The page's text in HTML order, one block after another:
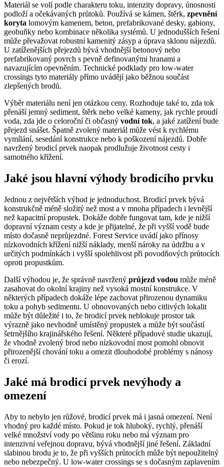
Materiál se volí podle charakteru toku, intenzity dopravy, únosnosti
podloží a očekávaných průtoků. Používá se kámen, štěrk, zpevnění
koryta lomovým kamenem, beton, prefabrikované desky, gabiony,
geobuňky nebo kombinace několika systémů. U jednodušších řešení
může převažovat robustní kamenitý zásyp a úprava sklonu nájezdů.
U zatíženějších přejezdů bývá vhodnější betonový nebo
prefabrikovaný povrch s pevně definovanými hranami a
navazujícím opevněním. Technické podklady pro low-water
crossings tyto materiály přímo uvádějí jako běžnou součást
zlepšených brodů.
Výběr materiálu není jen otázkou ceny. Rozhoduje také to, zda tok
přenáší jemný sediment, štěrk nebo velké kameny, jak rychle proudí
voda, zda jde o celoroční či občasný vodní tok, a jaké zatížení bude
přejezd snášet. Špatně zvolený materiál může vést k rychlému
vymílání, sesedání konstrukce nebo k poškození nájezdů. Dobře
navržený brodicí prvek naopak prodlužuje životnost cesty i
samotného křížení.
Jaké jsou hlavní výhody brodicího prvku
Jednou z největších výhod je jednoduchost. Brodicí prvek bývá
konstrukčně méně složitý než most a v mnoha případech i levnější
než kapacitní propustek. Dokáže dobře fungovat tam, kde je nižší
dopravní význam cesty a kde je přijatelné, že při vyšší vodě bude
místo dočasně neprůjezdné. Forest Service uvádí jako přínosy
nízkovodních křížení nižší náklady, menší nároky na údržbu a v
určitých podmínkách i vyšší spolehlivost při povodňových průtocích
oproti propustkům.
Další výhodou je, že správně navržený průjezd vodou může méně
zasahovat do okolní krajiny než vysoká mostní konstrukce. V
některých případech dokáže lépe zachovat přirozenou dynamiku
toku a pohyb sedimentu. U obnovovaných nebo citlivých lokalit
může být důležité i to, že brodicí prvek neblokuje prostor tak
výrazně jako nevhodně umístěný propustek a může být součástí
šetrnějšího krajinářského řešení. Některé případové studie ukazují,
že vhodně zvolený brod nebo nízkovodní most pomohl obnovit
přirozenější chování toku a omezit dlouhodobé problémy s nánosy
či erozí.
Jaké má brodicí prvek nevýhody a
omezení
Aby to nebylo jen růžové, brodicí prvek má i jasná omezení. Není
vhodný pro každé místo. Pokud je tok hluboký, rychlý, přenáší
velké množství vody po většinu roku nebo má význam pro
intenzivní veřejnou dopravu, bývá vhodnější jiné řešení. Základní
slabinou brodu je to, že při vyšších průtocích může být nepoužitelný
nebo nebezpečný. U low-water crossings se s dočasným zaplavením